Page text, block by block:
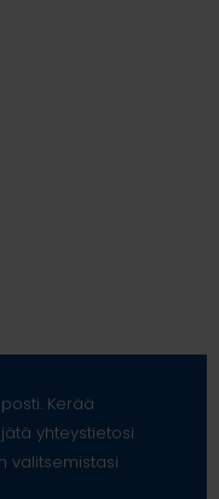
Kerää
yhteystietosi
valitsemistasi